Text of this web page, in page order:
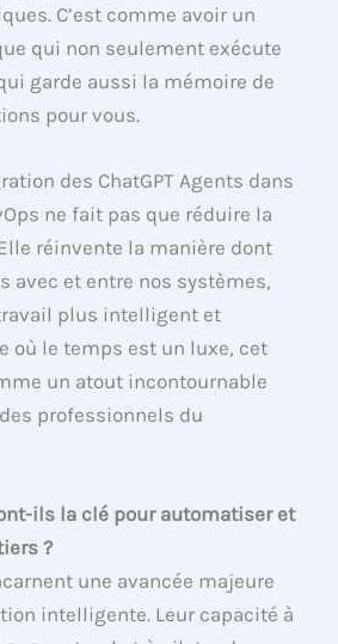
C’est comme avoir un
qui non seulement exécute
garde aussi la mémoire de
pour vous.
des ChatGPT Agents dans
ne fait pas que réduire la
réinvente la manière dont
avec et entre nos systèmes,
plus intelligent et
où le temps est un luxe, cet
un atout incontournable
professionnels du
ils la clé pour automatiser et
?
une avancée majeure
intelligente. Leur capacité à